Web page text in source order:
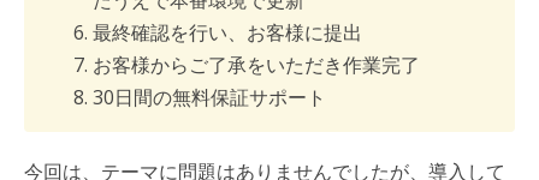
最終確認を行い、お客様に提出
お客様からご了承をいただき作業完了
30日間の無料保証サポート
今回は、テーマに問題はありませんでしたが、導入して